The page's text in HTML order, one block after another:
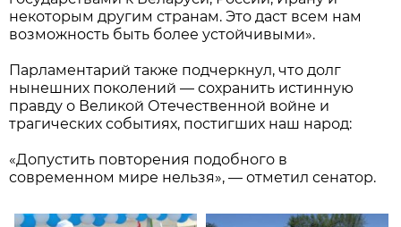
некоторым другим странам. Это даст всем нам
возможность быть более устойчивыми».
Парламентарий также подчеркнул, что долг
нынешних поколений — сохранить истинную
правду о Великой Отечественной войне и
трагических событиях, постигших наш народ:
«Допустить повторения подобного в
современном мире нельзя», — отметил сенатор.